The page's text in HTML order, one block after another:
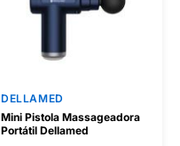
DELLAMED
Mini Pistola Massageadora
Portátil Dellamed